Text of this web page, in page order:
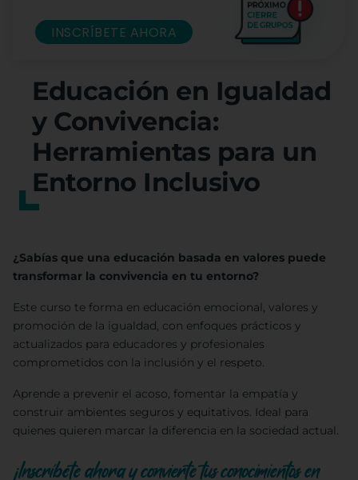
Educación en Igualdad
y Convivencia:
Herramientas para un
Entorno Inclusivo
¿Sabías que una educación basada en valores puede
transformar la convivencia en tu entorno?
Este curso te forma en educación emocional, valores y
promoción de la igualdad, con enfoques prácticos y
actualizados para educadores y profesionales
comprometidos con la inclusión y el respeto.
Aprende a prevenir el acoso, fomentar la empatía y
construir ambientes seguros y equitativos. Ideal para
quienes quieren marcar la diferencia en la sociedad actual.
¡Inscríbete ahora y convierte tus conocimientos en
INSCRÍBETE AHORA